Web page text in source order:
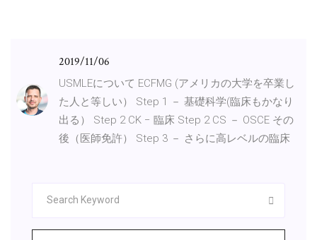
2019/11/06
USMLEについて ECFMG (アメリカの大学を卒業し
た人と等しい） Step 1 － 基礎科学(臨床もかなり
出る） Step 2 CK − 臨床 Step 2 CS － OSCE その
後（医師免許） Step 3 － さらに高レベルの臨床